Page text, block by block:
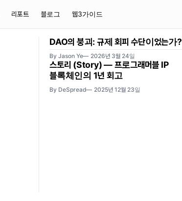
리포트 블로그 웹3가이드
DAO의 붕괴: 규제 회피 수단이었는가?
By Jason Ye 2026년 3월 24일
스토리 (Story) — 프로그래머블 IP
블록체인의 1년 회고
By DeSpread 2025년 12월 23일